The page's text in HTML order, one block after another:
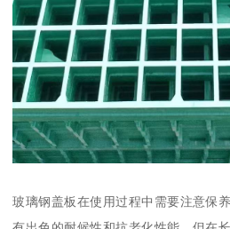
玻璃钢盖板在使用过程中需要注意保